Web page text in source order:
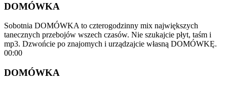
DOMÓWKA
Sobotnia DOMÓWKA to czterogodzinny mix największych
tanecznych przebojów wszech czasów. Nie szukajcie płyt, taśm i
mp3. Dzwońcie po znajomych i urządzajcie własną DOMÓWKĘ.
00:00
DOMÓWKA